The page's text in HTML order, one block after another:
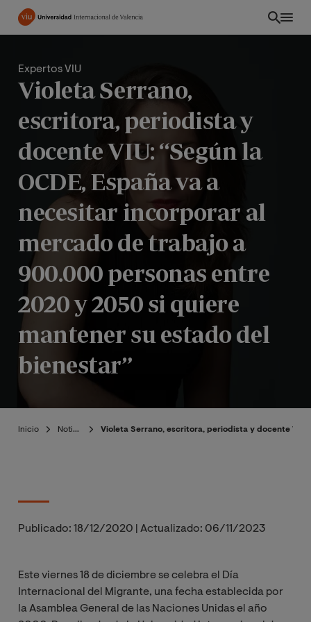
Pasar
Expertos VIU
Violeta Serrano,
escritora, periodista y
docente VIU: “Según la
OCDE, España va a
necesitar incorporar al
mercado de trabajo a
900.000 personas entre
2020 y 2050 si quiere
mantener su estado del
bienestar”
Inicio Noticias Violeta Serrano, escritora, periodista y docente
Publicado: 18/12/2020 Actualizado: 06/11/2023
Este viernes 18 de diciembre se celebra el Día
Internacional del Migrante, una fecha establecida por
la Asamblea General de las Naciones Unidas el año